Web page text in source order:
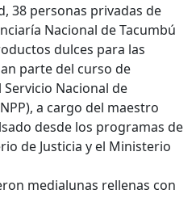
38 personas privadas de
Nacional de Tacumbú
dulces para las
parte del curso de
Nacional de
a cargo del maestro
desde los programas de
de Justicia y el Ministerio
medialunas rellenas con